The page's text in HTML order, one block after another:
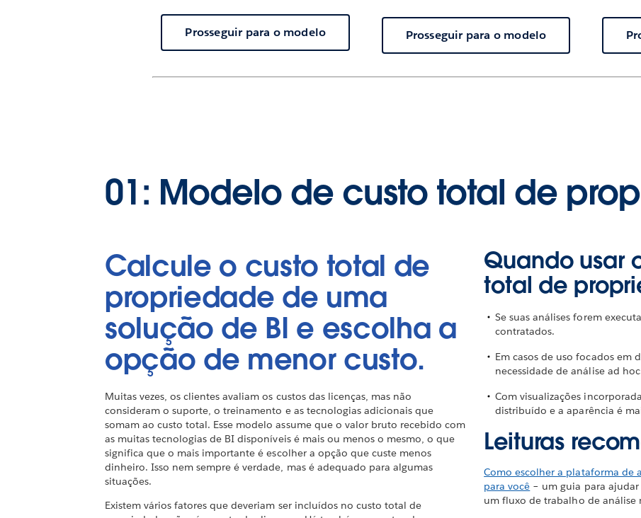
Prosseguir para o modelo Prosseguir para o modelo
01: Modelo de custo total de
Calcule o custo total de
propriedade de uma
solução de BI e escolha a
opção de menor custo.
Muitas vezes, os clientes avaliam os custos das licenças, mas não
consideram o suporte, o treinamento e as tecnologias adicionais que
somam ao custo total. Esse modelo assume que o valor bruto recebido com
as muitas tecnologias de BI disponíveis é mais ou menos o mesmo, o que
significa que o mais importante é escolher a opção que custe menos
dinheiro. Isso nem sempre é verdade, mas é adequado para algumas
situações.
Existem vários fatores que deveriam ser incluídos no custo total de
Quando usar
total de
Se suas análises forem
contratados.
Em casos de uso focados em
necessidade de análise ad
Com visualizações
distribuído e a aparência é
Leituras
Como escolher a plataforma de
para você – um guia para
um fluxo de trabalho de análise